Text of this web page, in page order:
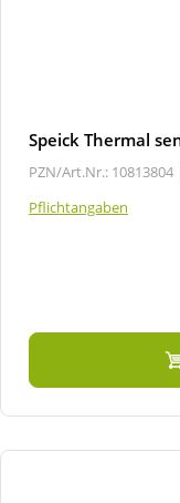
Speick Thermal
PZN/Art.Nr.: 10813804 |
Pflichtangaben